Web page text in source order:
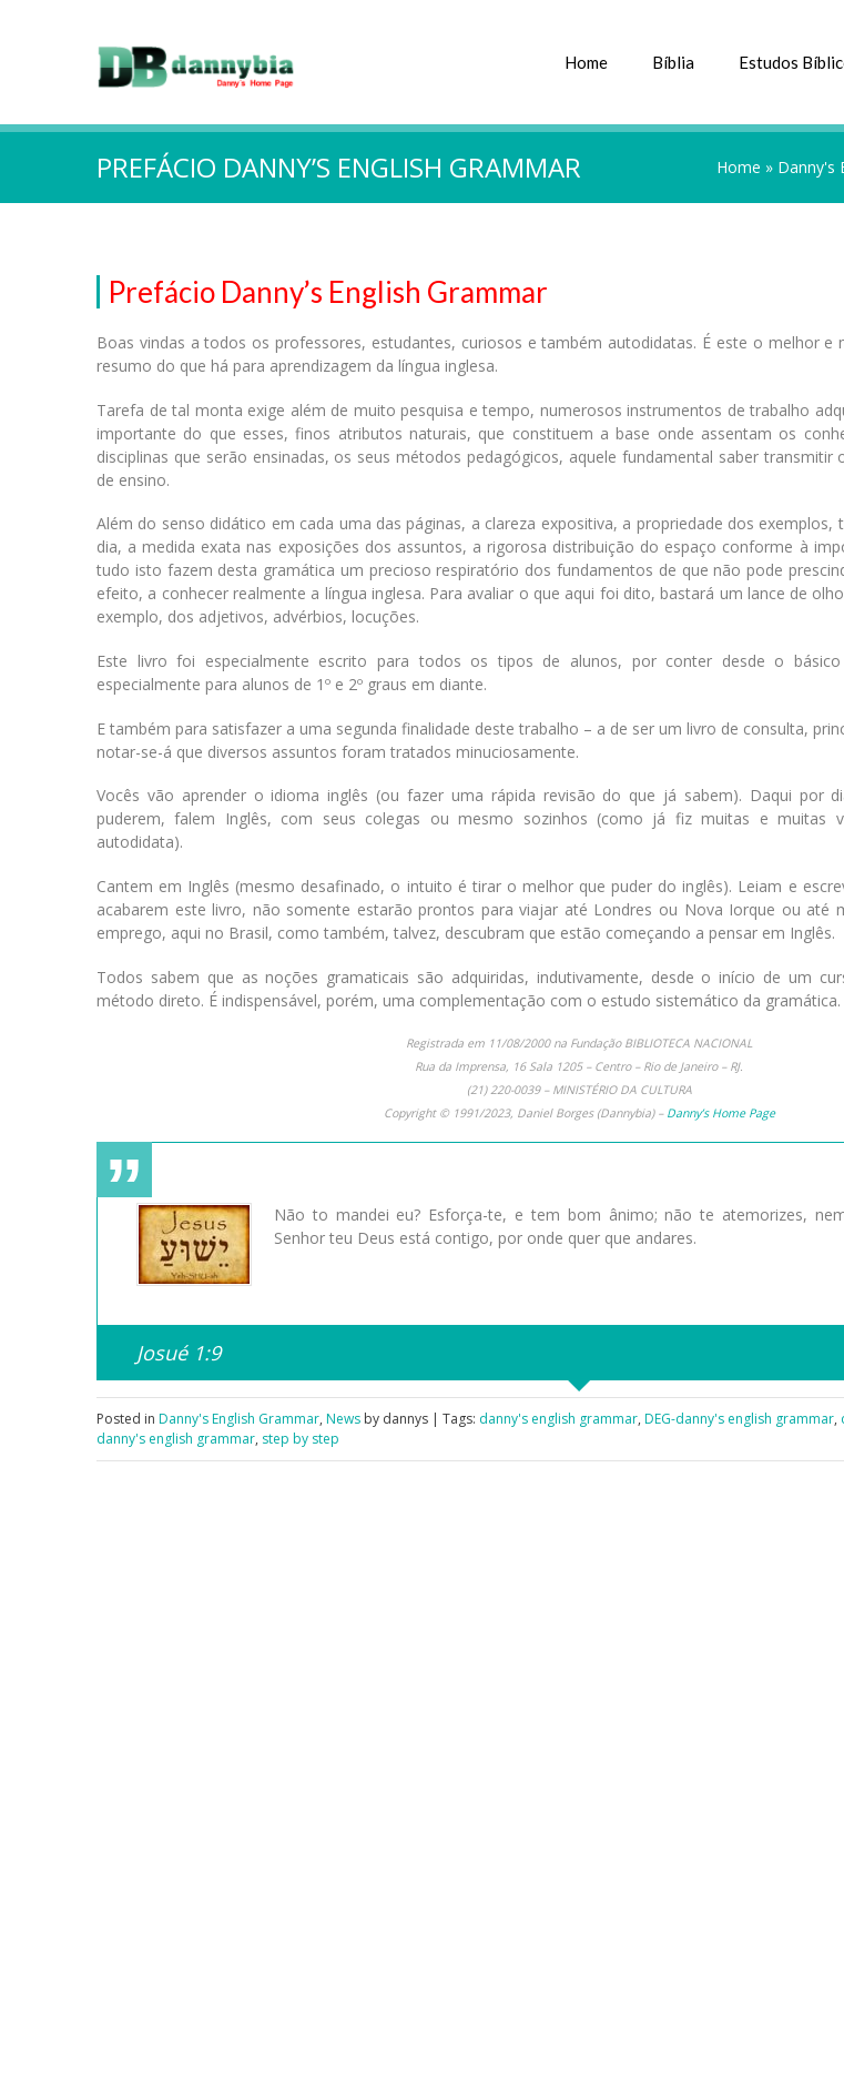
Home Bíblia Estudos
PREFÁCIO DANNY’S ENGLISH GRAMMAR Home » Danny's
Prefácio Danny’s English Grammar
Boas vindas a todos os professores, estudantes, curiosos e também autodidatas. É este o melhor e
resumo do que há para aprendizagem da língua inglesa.
Tarefa de tal monta exige além de muito pesquisa e tempo, numerosos instrumentos de trabalho
importante do que esses, finos atributos naturais, que constituem a base onde assentam os
disciplinas que serão ensinadas, os seus métodos pedagógicos, aquele fundamental saber transmitir
de ensino.
Além do senso didático em cada uma das páginas, a clareza expositiva, a propriedade dos exemplos,
dia, a medida exata nas exposições dos assuntos, a rigorosa distribuição do espaço conforme à
tudo isto fazem desta gramática um precioso respiratório dos fundamentos de que não pode
efeito, a conhecer realmente a língua inglesa. Para avaliar o que aqui foi dito, bastará um lance de
exemplo, dos adjetivos, advérbios, locuções.
Este livro foi especialmente escrito para todos os tipos de alunos, por conter desde o
especialmente para alunos de 1º e 2º graus em diante.
E também para satisfazer a uma segunda finalidade deste trabalho – a de ser um livro de consulta,
notar-se-á que diversos assuntos foram tratados minuciosamente.
Vocês vão aprender o idioma inglês (ou fazer uma rápida revisão do que já sabem). Daqui por
puderem, falem Inglês, com seus colegas ou mesmo sozinhos (como já fiz muitas e muitas
autodidata).
Cantem em Inglês (mesmo desafinado, o intuito é tirar o melhor que puder do inglês). Leiam e
acabarem este livro, não somente estarão prontos para viajar até Londres ou Nova Iorque ou até
emprego, aqui no Brasil, como também, talvez, descubram que estão começando a pensar em Inglês.
Todos sabem que as noções gramaticais são adquiridas, indutivamente, desde o início de um
método direto. É indispensável, porém, uma complementação com o estudo sistemático da gramática.
Registrada em 11/08/2000 na Fundação BIBLIOTECA NACIONAL
Rua da Imprensa, 16 Sala 1205 – Centro – Rio de Janeiro – RJ.
(21) 220-0039 – MINISTÉRIO DA CULTURA
Copyright © 1991/2023, Daniel Borges (Dannybia) – Danny’s Home Page
Não to mandei eu? Esforça-te, e tem bom ânimo; não te atemorizes,
Senhor teu Deus está contigo, por onde quer que andares.
Josué 1:9
Posted in Danny's English Grammar, News by dannys | Tags: danny's english grammar, DEG-danny's english grammar,
danny's english grammar, step by step